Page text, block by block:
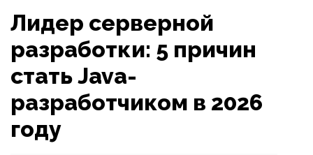
Лидер серверной
разработки: 5 причин
стать Java-
разработчиком в 2026
году